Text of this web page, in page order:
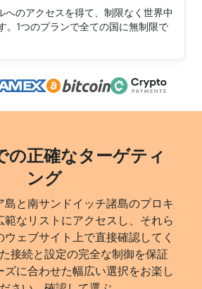
へのアクセスを得て、制限なく世界中
。1つのプランで全ての国に無制限で
の正確なターゲティ
ング
と南サンドイッチ諸島のプロキ
範なリストにアクセスし、それら
ェブサイト上で直接確認してく
接続と設定の完全な制御を保証
ズに合わせた幅広い選択をお楽し